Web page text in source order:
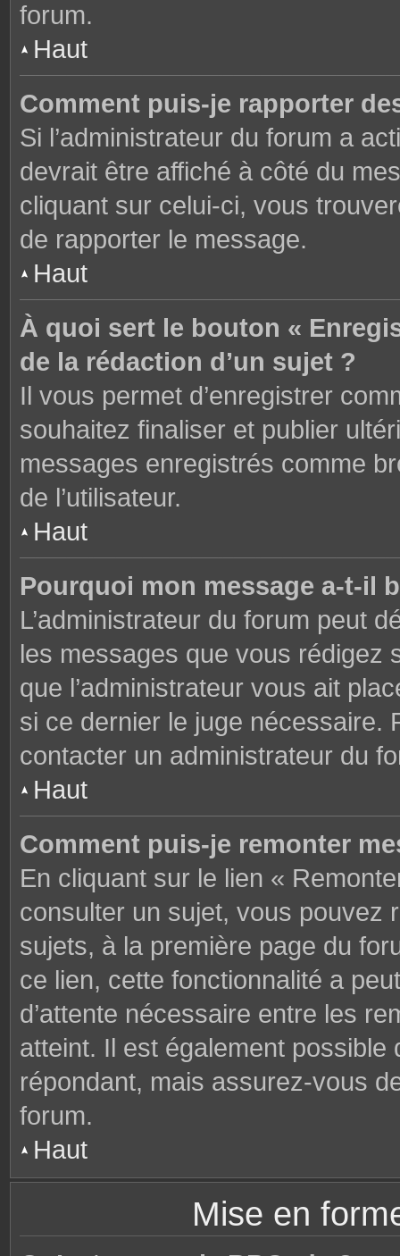
forum.
Haut
Comment puis-je rapporter
Si l’administrateur du forum a
devrait être affiché à côté du
cliquant sur celui-ci, vous
de rapporter le message.
Haut
À quoi sert le bouton «
de la rédaction d’un sujet ?
Il vous permet d’enregistrer
souhaitez finaliser et publier
messages enregistrés comme
de l’utilisateur.
Haut
Pourquoi mon message a-t-il
L’administrateur du forum peut
les messages que vous rédigez
que l’administrateur vous ait
si ce dernier le juge nécessaire.
contacter un administrateur du
Haut
Comment puis-je remonter
En cliquant sur le lien «
consulter un sujet, vous pouvez
sujets, à la première page du
ce lien, cette fonctionnalité a
d’attente nécessaire entre les
atteint. Il est également
répondant, mais assurez-vous
forum.
Haut
Mise en